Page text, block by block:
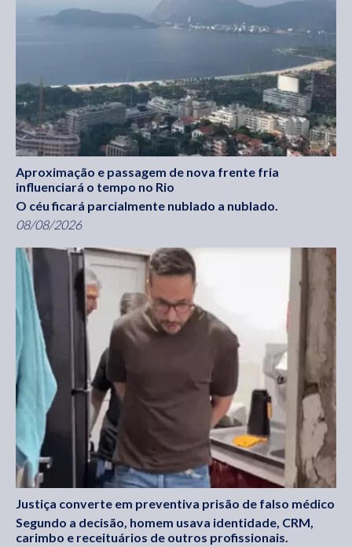
Aproximação e passagem de nova frente fria
influenciará o tempo no Rio
O céu ficará parcialmente nublado a nublado.
08/08/2026
Justiça converte em preventiva prisão de falso médico
Segundo a decisão, homem usava identidade, CRM,
carimbo e receituários de outros profissionais.